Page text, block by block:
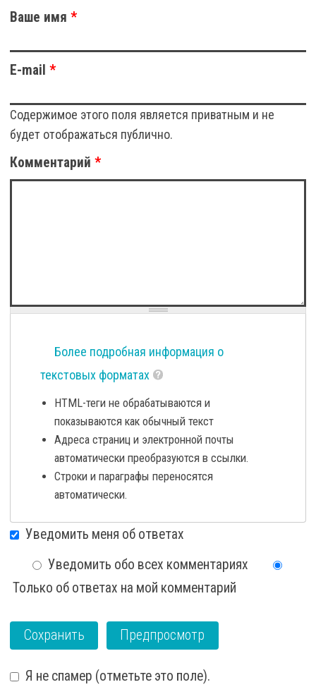
Ваше имя *
E-mail *
Содержимое этого поля является приватным и не
будет отображаться публично.
Комментарий *
Более подробная информация о
текстовых форматах
HTML-теги не обрабатываются и
показываются как обычный текст
Адреса страниц и электронной почты
автоматически преобразуются в ссылки.
Строки и параграфы переносятся
автоматически.
Уведомить меня об ответах
Уведомить обо всех комментариях
Только об ответах на мой комментарий
Я не спамер (отметьте это поле).